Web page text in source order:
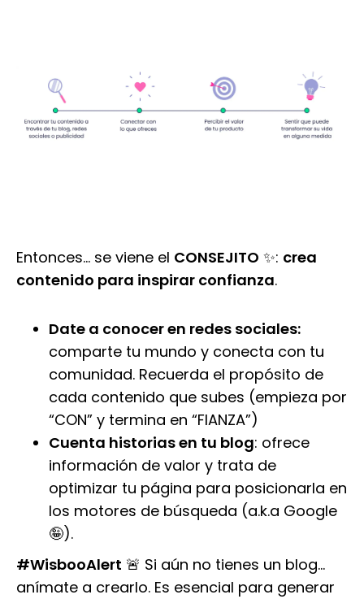
Entonces… se viene el CONSEJITO ✨: crea
contenido para inspirar confianza.
Date a conocer en redes sociales:
comparte tu mundo y conecta con tu
comunidad. Recuerda el propósito de
cada contenido que subes (empieza por
“CON” y termina en “FIANZA”)
Cuenta historias en tu blog: ofrece
información de valor y trata de
optimizar tu página para posicionarla en
los motores de búsqueda (a.k.a Google
🤪).
#WisbooAlert 🚨 Si aún no tienes un blog...
anímate a crearlo. Es esencial para generar